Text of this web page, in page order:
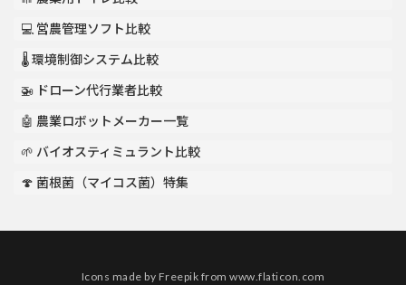
💻 営農管理ソフト比較
🌡️ 環境制御システム比較
🚁 ドローン代行業者比較
🤖 農業ロボットメーカー一覧
🌱 バイオスティミュラント比較
🍄 菌根菌（マイコス菌）特集
Icons made by Freepik fromwww.flaticon.com